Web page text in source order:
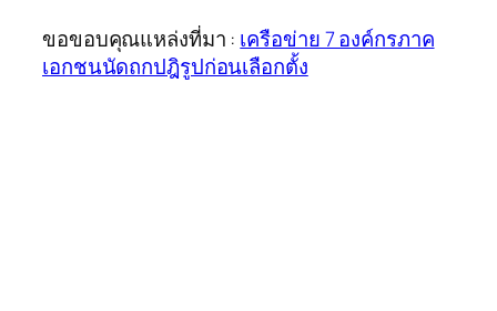
ขอขอบคุณแหล่งที่มา : เครือข่าย 7 องค์กรภาค
เอกชนนัดถกปฎิรูปก่อนเลือกตั้ง